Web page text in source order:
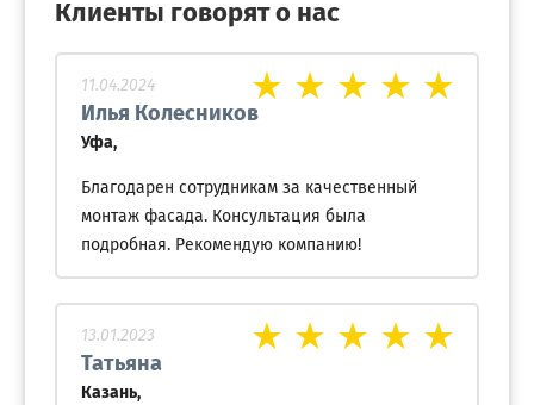
Клиенты говорят о нас
11.04.2024
Илья Колесников
Уфа,
Благодарен сотрудникам за качественный
монтаж фасада. Консультация была
подробная. Рекомендую компанию!
13.01.2023
Татьяна
Казань,